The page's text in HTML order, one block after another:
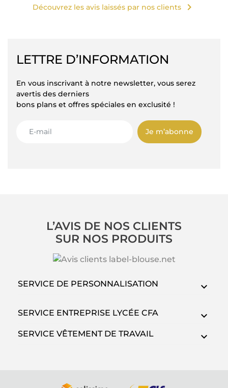
Découvrez les avis laissés par nos clients chevron_right
LETTRE D’INFORMATION
En vous inscrivant à notre newsletter, vous serez
avertis des derniers
bons plans et offres spéciales en exclusité !
Je m’abonne
L’AVIS DE NOS CLIENTS
SUR NOS PRODUITS
SERVICE DE PERSONNALISATION
SERVICE ENTREPRISE LYCÉE CFA
SERVICE VÊTEMENT DE TRAVAIL